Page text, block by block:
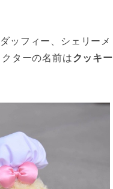
ッフィー、シェリーメ
ターの名前はクッキー